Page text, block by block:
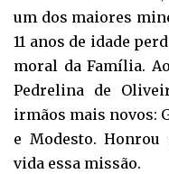
um dos maiores
11 anos de idade
moral da Família.
Pedrelina de
irmãos mais novos:
e Modesto.
vida essa missão.